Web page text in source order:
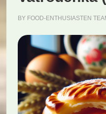
BY FOOD-ENTHUSIASTEN